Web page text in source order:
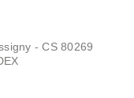
- CS 80269